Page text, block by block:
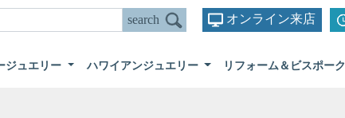
オンライン来店
ジュエリー ハワイアンジュエリー リフォーム＆ビスポーク